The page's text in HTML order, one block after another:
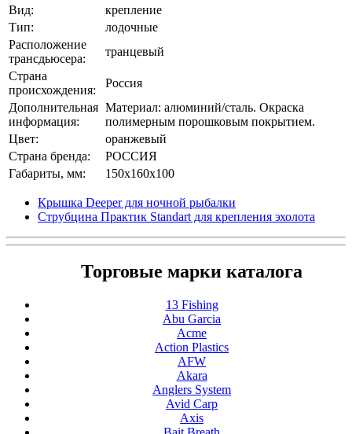
Вид:
крепление
Тип:
лодочные
Расположение
трансдьюсера:
транцевый
Страна
происхождения:
Россия
Дополнительная
информация:
Материал: алюминий/сталь. Окраска
полимерным порошковым покрытием.
Цвет:
оранжевый
Страна бренда:
РОССИЯ
Габариты, мм:
150x160x100
Крышка Deeper для ночной рыбалки
Струбцина Практик Standart для крепления эхолота
Торговые марки каталога
13 Fishing
Abu Garcia
Acme
Action Plastics
AFW
Akara
Anglers System
Avid Carp
Axis